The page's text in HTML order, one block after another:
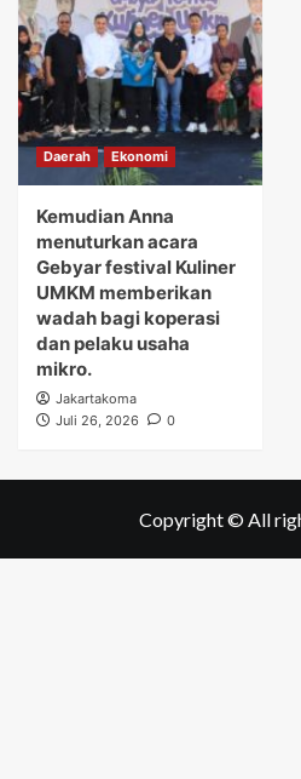
Daerah Ekonomi
Kemudian Anna
menuturkan acara
Gebyar festival Kuliner
UMKM memberikan
wadah bagi koperasi
dan pelaku usaha
mikro.
Jakartakoma
Juli 26, 2026
0
Copyright © All